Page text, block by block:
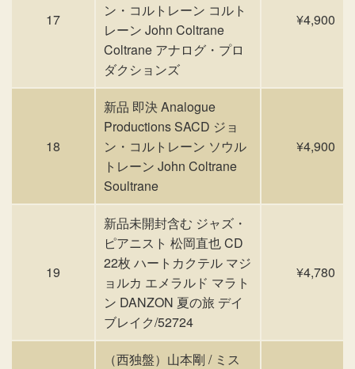
17
ン・コルトレーン コルト
レーン John Coltrane
Coltrane アナログ・プロ
ダクションズ
¥4,900
18
新品 即決 Analogue
Productions SACD ジョ
ン・コルトレーン ソウル
トレーン John Coltrane
Soultrane
¥4,900
19
新品未開封含む ジャズ・
ピアニスト 松岡直也 CD
22枚 ハートカクテル マジ
ョルカ エメラルド マラト
ン DANZON 夏の旅 デイ
ブレイク/52724
¥4,780
（西独盤）山本剛 / ミス